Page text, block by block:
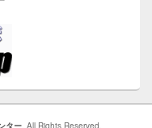
ター. All Rights Reserved.